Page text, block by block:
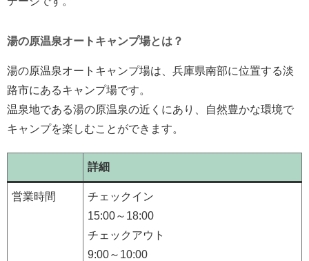
湯の原温泉オートキャンプ場とは？
湯の原温泉オートキャンプ場は、兵庫県南部に位置する淡
路市にあるキャンプ場です。
温泉地である湯の原温泉の近くにあり、自然豊かな環境で
キャンプを楽しむことができます。
詳細
営業時間
チェックイン
15:00～18:00
チェックアウト
9:00～10:00